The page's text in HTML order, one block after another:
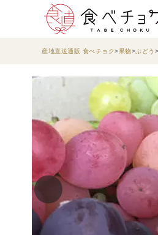
産地直送通販 食べチョク 果物 ぶどう